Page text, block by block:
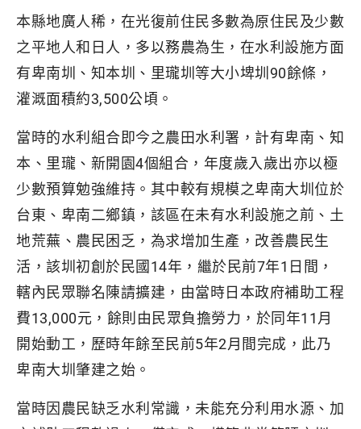
本縣地廣人稀，在光復前住民多數為原住民及少數
之平地人和日人，多以務農為生，在水利設施方面
有卑南圳、知本圳、里瓏圳等大小埤圳90餘條，
灌溉面積約3,500公頃。
當時的水利組合即今之農田水利署，計有卑南、知
本、里瓏、新開園4個組合，年度歲入歲出亦以極
少數預算勉強維持。其中較有規模之卑南大圳位於
台東、卑南二鄉鎮，該區在未有水利設施之前、土
地荒蕪、農民困乏，為求增加生產，改善農民生
活，該圳初創於民國14年，繼於民前7年1日間，
轄內民眾聯名陳請擴建，由當時日本政府補助工程
費13,000元，餘則由民眾負擔勞力，於同年11月
開始動工，歷時年餘至民前5年2月間完成，此乃
卑南大圳肇建之始。
當時因農民缺乏水利常識，未能充分利用水源、加